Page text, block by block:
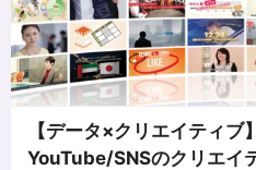
【データ×クリエイティ
YouTube/SNSのクリエイ